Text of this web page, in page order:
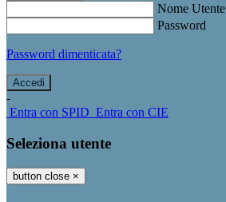
Nome Utente
Password
Password dimenticata?
-
Entra con SPID Entra con CIE
Seleziona utente
button close ×